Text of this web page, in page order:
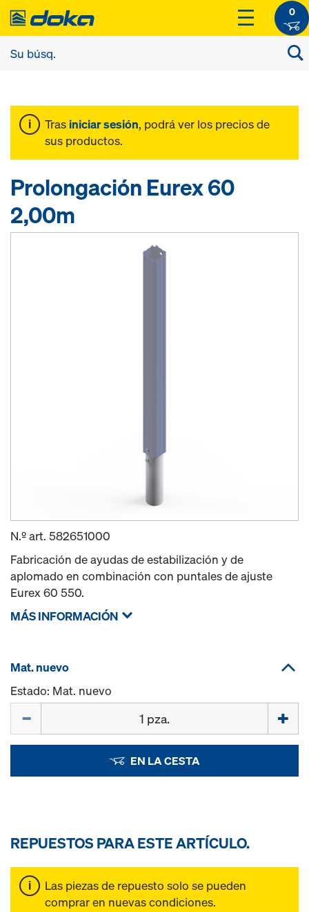
0
Tras iniciar sesión, podrá ver los precios de
sus productos.
Prolongación Eurex 60
2,00m
N.º art. 582651000
Fabricación de ayudas de estabilización y de
aplomado en combinación con puntales de ajuste
Eurex 60 550.
MÁS INFORMACIÓN
Mat. nuevo
Estado: Mat. nuevo
EN LA CESTA
REPUESTOS PARA ESTE ARTÍCULO.
Las piezas de repuesto solo se pueden
comprar en nuevas condiciones.